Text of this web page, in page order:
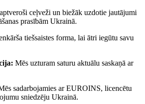
ceļveži un biežāk uzdotie jautājumi
prasībām Ukrainā.
tiešsaistes forma, lai ātri iegūtu savu
: Mēs uzturam saturu aktuālu saskaņā ar
sadarbojamies ar EUROINS, licencētu
sniedzēju Ukrainā.